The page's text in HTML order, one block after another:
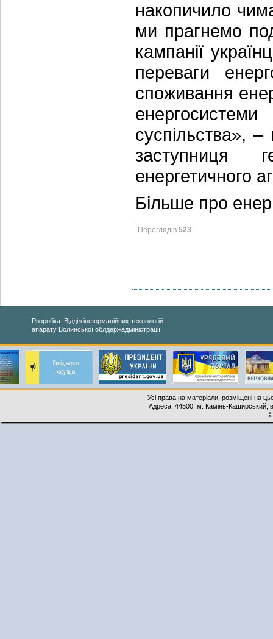
накопичило
ми прагнемо
кампанії
переваги
споживання
енергосистеми
суспільства»,
заступниця
енергетичного
Більше про
Переглядів 523
Розробка: Відділ інформаційних технологій
апарату Волинської облдержадміністрації
Усі права на матеріали, розміщені на
Адреса: 44500, м. Камінь-Каширський,
©